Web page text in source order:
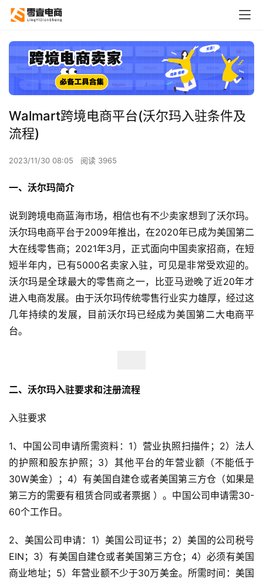
Walmart跨境电商平台(沃尔玛入驻条件及
流程)
2023/11/30 08:05 阅读 3965
一、沃尔玛简介
说到跨境电商蓝海市场，相信也有不少卖家想到了沃尔玛。
沃尔玛电商平台于2009年推出，在2020年已成为美国第二
大在线零售商；2021年3月，正式面向中国卖家招商，在短
短半年内，已有5000名卖家入驻，可见是非常受欢迎的。
沃尔玛是全球最大的零售商之一，比亚马逊晚了近20年才
进入电商发展。由于沃尔玛传统零售行业实力雄厚，经过这
几年持续的发展，目前沃尔玛已经成为美国第二大电商平
台。
二、沃尔玛入驻要求和注册流程
入驻要求
1、中国公司申请所需资料：1）营业执照扫描件；2）法人
的护照和股东护照；3）其他平台的年营业额（不能低于
30W美金）；4）有美国自建仓或者美国第三方仓（如果是
第三方的需要有租赁合同或者票据 ）。中国公司申请需30-
60个工作日。
2、美国公司申请：1）美国公司证书；2）美国的公司税号
EIN；3）有美国自建仓或者美国第三方仓；4）必须有美国
商业地址；5）年营业额不少于30万美金。所需时间：美国